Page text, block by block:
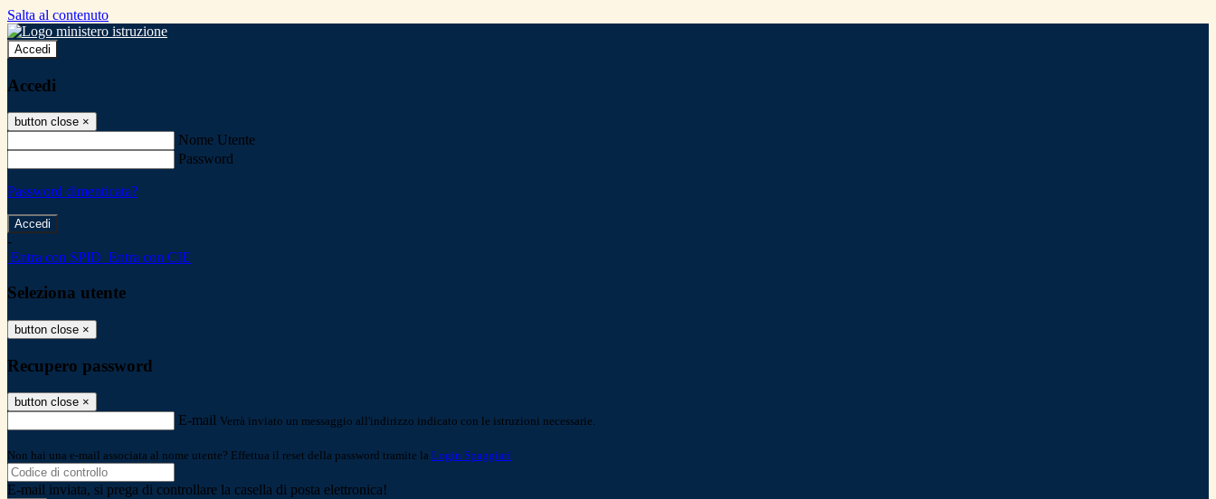
Salta al contenuto
Accedi
Accedi
button close ×
Nome Utente
Password
Password dimenticata?
-
Entra con SPID Entra con CIE
Seleziona utente
button close ×
Recupero password
button close ×
E-mail Verrà inviato un messaggio all'indirizzo indicato con le istruzioni necessarie.
Non hai una e-mail associata al nome utente? Effettua il reset della password tramite la Login Spaggiari
E-mail inviata, si prega di controllare la casella di posta elettronica!